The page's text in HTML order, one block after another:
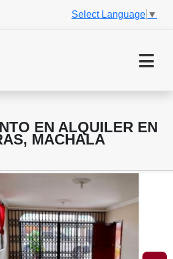
Select Language ▼
EN ALQUILER EN
MACHALA